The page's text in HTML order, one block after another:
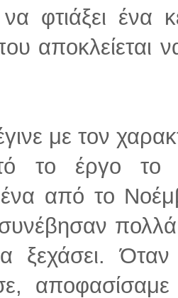
να φτιάξει
αποκλείεται
με τον
το έργο το
από το
ξεχάσει.